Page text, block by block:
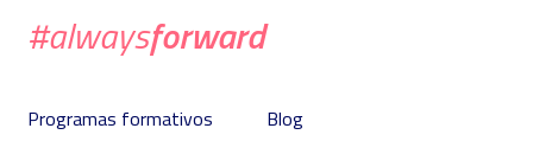
#alwaysforward
Programas formativos
Blog